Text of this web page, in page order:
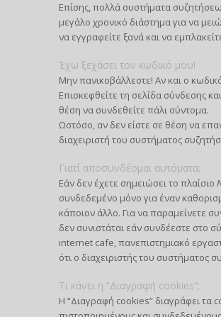
Επίσης, πολλά συστήματα
μεγάλο χρονικό διάστημα για να
να εγγραφείτε ξανά και να
Έχω ξεχάσει τον κωδικό μου!
Μην πανικοβάλλεστε! Αν και ο
Επισκεφθείτε τη σελίδα σύνδεσης
θέση να συνδεθείτε πάλι σύντομα.
Ωστόσο, αν δεν είστε σε θέση να
διαχειριστή του συστήματος
Γιατί αποσυνδέομαι αυτόματα;
Εάν δεν έχετε σημειώσει το πλαίσιο
συνδεδεμένο μόνο για έναν
κάποιον άλλο. Για να παραμείνετε
δεν συνιστάται εάν συνδέεστε στο
internet cafe, πανεπιστημιακό
ότι ο διαχειριστής του συστήματος
Τι κάνει η “Διαγραφή cookies”;
Η “Διαγραφή cookies” διαγράφει τα